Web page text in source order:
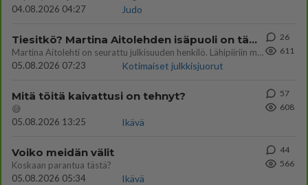
04.08.2026 04:27
Judo
Tiesitkö? Martina Aitolehden isäpuoli on tämä suosittu laulaja
Martina Aitolehti on seurattu julkisuuden henkilö. Lähipiiriin mahtuu muitakin tunnettuja henkilöitä. Tiesitkö, että Ma
05.08.2026 07:23
Kotimaiset julkkisjuorut
26
611
Mitä töitä kaivattusi on tehnyt?
😅
05.08.2026 13:25
Ikävä
57
608
Voiko meidän välit
Koskaan parantua tästä?
05.08.2026 05:34
Ikävä
44
566